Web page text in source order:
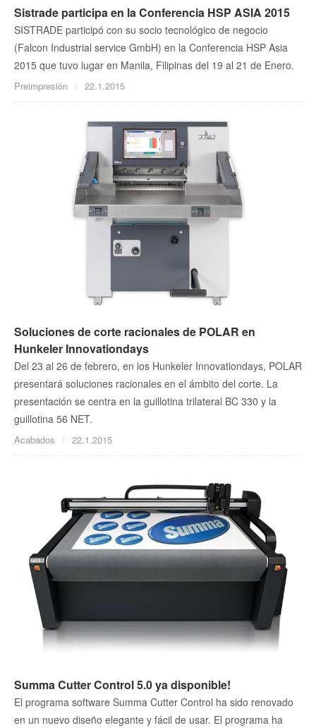
Sistrade participa en la Conferencia HSP ASIA 2015
SISTRADE participó con su socio tecnológico de negocio
(Falcon Industrial service GmbH) en la Conferencia HSP Asia
2015 que tuvo lugar en Manila, Filipinas del 19 al 21 de Enero.
Preimpresión 22.1.2015
Soluciones de corte racionales de POLAR en
Hunkeler Innovationdays
Del 23 al 26 de febrero, en los Hunkeler Innovationdays, POLAR
presentará soluciones racionales en el ámbito del corte. La
presentación se centra en la guillotina trilateral BC 330 y la
guillotina 56 NET.
Acabados 22.1.2015
Summa Cutter Control 5.0 ya disponible!
El programa software Summa Cutter Control ha sido renovado
en un nuevo diseño elegante y fácil de usar. El programa ha